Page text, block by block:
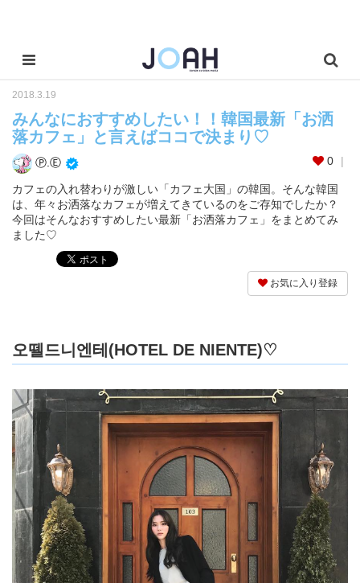
2018.3.19
みんなにおすすめしたい！！韓国最新「お洒
落カフェ」と言えばココで決まり♡
Ⓟ.Ⓔ 0
カフェの入れ替わりが激しい「カフェ大国」の韓国。そんな韓国
は、年々お洒落なカフェが増えてきているのをご存知でしたか？
今回はそんなおすすめしたい最新「お洒落カフェ」をまとめてみ
ました♡
お気に入り登録
오뗄드니엔테(HOTEL DE NIENTE)♡